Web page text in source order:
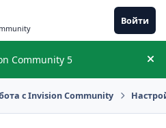
Войти
Community 5
с Invision Community